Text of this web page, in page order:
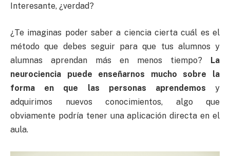
Interesante, ¿verdad?
¿Te imaginas poder saber a ciencia cierta cuál es el
método que debes seguir para que tus alumnos y
alumnas aprendan más en menos tiempo? La
neurociencia puede enseñarnos mucho sobre la
forma en que las personas aprendemos y
adquirimos nuevos conocimientos, algo que
obviamente podría tener una aplicación directa en el
aula.